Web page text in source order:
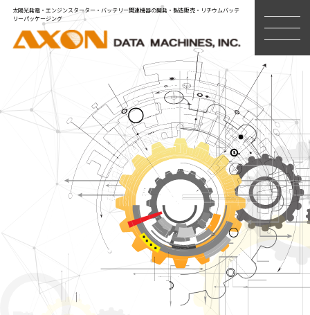
太陽光発電・エンジンスターター・バッテリー関連機器の開発・製造販売・リチウムバッテ
リーパッケージング
MENU